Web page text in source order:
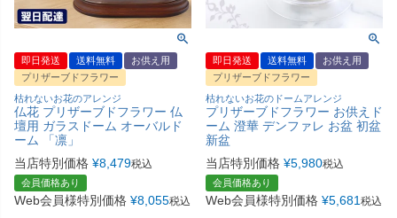
即日発送 送料無料
お供え用
プリザーブドフラワー
枯れないお花のアレンジ
仏花 プリザーブドフラワー 仏
壇用 ガラスドーム オーバルド
ーム 「凛」
当店特別価格 ¥8,479税込
会員価格あり
Web会員様特別価格 ¥8,055税込
即日発送 送料無料
お供え用
プリザーブドフラワー
枯れないお花のドームアレンジ
プリザーブドフラワー お供えド
ーム 澄華 デンファレ お盆 初盆
新盆
当店特別価格 ¥5,980税込
会員価格あり
Web会員様特別価格 ¥5,681 税込